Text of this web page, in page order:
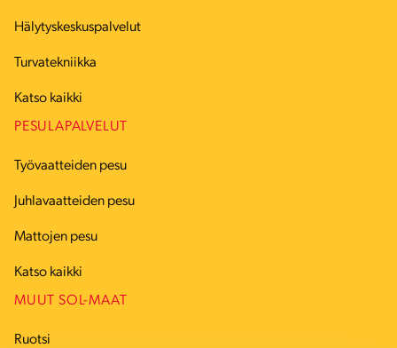
Hälytyskeskuspalvelut
Turvatekniikka
Katso kaikki
PESULAPALVELUT
Työvaatteiden pesu
Juhlavaatteiden pesu
Mattojen pesu
Katso kaikki
MUUT SOL-MAAT
Ruotsi